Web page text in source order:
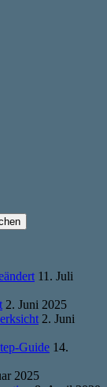
11. Juli
2. Juni 2025
2. Juni
Guide 14.
2025